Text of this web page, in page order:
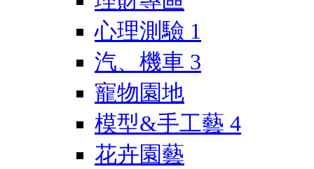
心理測驗 1
汽、機車 3
寵物園地
模型&手工藝 4
花卉園藝